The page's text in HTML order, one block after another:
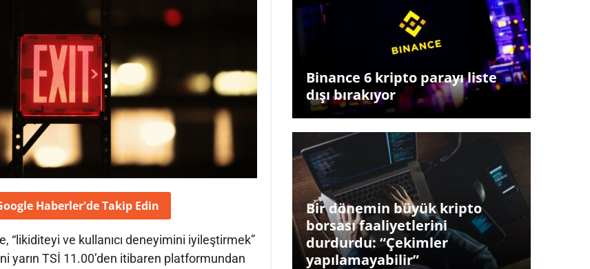
Haberler'deTakip Edin
“likiditeyi ve kullanıcı deneyimini iyileştirmek”
yarın TSİ 11.00’den itibaren platformundan
Binance 6 kripto parayı liste
dışı bırakıyor
Bir dönemin büyük kripto
borsası faaliyetlerini
durdurdu: “Çekimler
yapılamayabilir”